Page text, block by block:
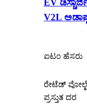
EV
V2L
ಐಟಂ ಹೆಸರು
ರೇಟೆಡ್
ಪ್ರಸ್ತುತ ದರ